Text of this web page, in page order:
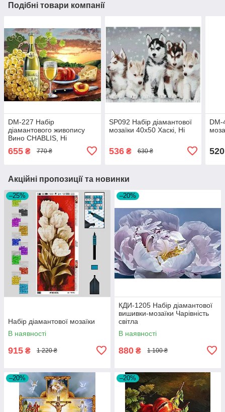
Подібні товари компанії
DM-227 Набір
діамантового живопису
Вино CHABLIS, Ні
655 ₴ 770 ₴
SP092 Набір діамантової
мозаїки 40х50 Хаскі, Ні
536₴ 630 ₴
DM-
520
Акційні пропозиції та новинки
–25%
Набір діамантової мозаїки
В наявності
915 ₴ 1 220 ₴
–20%
КДИ-1205 Набір діамантової
вишивки-мозаїки Чарівність
світла
В наявності
880 ₴ 1 100 ₴
–20% –20%